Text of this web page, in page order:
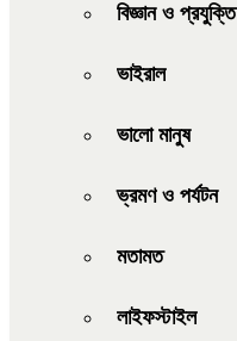
বিজ্ঞান ও প্রযুক্তি
ভাইরাল
ভালো মানুষ
ভ্রমণ ও পর্যটন
মতামত
লাইফস্টাইল